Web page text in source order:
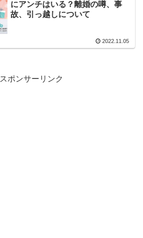
にアンチはいる？離婚の噂、事
故、引っ越しについて
2022.11.05
スポンサーリンク